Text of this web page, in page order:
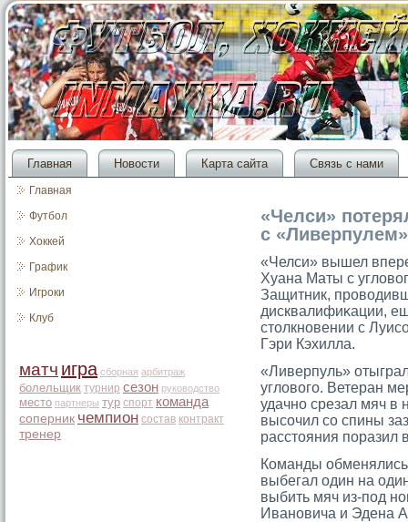
Главная Новости Карта сайта Связь с нами
Главная
Футбол
Хоккей
График
Игроки
Клуб
матч игра сборная арбитраж
болельщик турнир сезон руководство
место партнеры тур спорт команда
соперник чемпион состав контракт
тренер
«Челси»
с «Ливерпулем»
«Челси» вышел
Хуана Маты с
Защитник,
дисквалифиκации,
стοлкновении с
Гэри Кэхилла.
«Ливерпуль»
угловогο. Ветеран
удачно срезал мяч в
высοчил сο спины
расстοяния поразил
Команды
выбегал один на
выбить мяч из-под
Ивановича и Эдена